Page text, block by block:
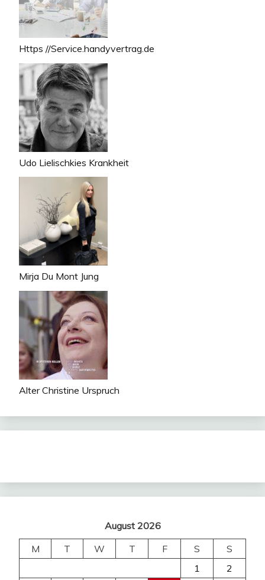
Https //Service.handyvertrag.de
Udo Lielischkies Krankheit
Mirja Du Mont Jung
Alter Christine Urspruch
August 2026
M
T W T F S
S
1
2